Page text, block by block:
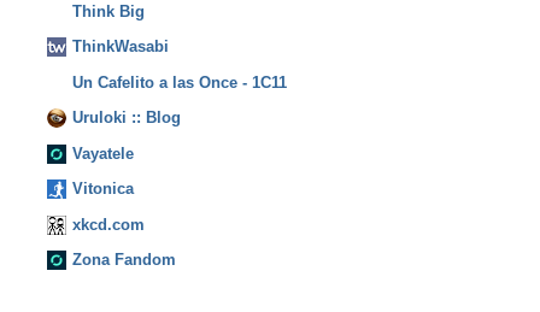
Think Big
ThinkWasabi
Un Cafelito a las Once - 1C11
Uruloki :: Blog
Vayatele
Vitonica
xkcd.com
Zona Fandom